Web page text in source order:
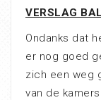
VERSLAG
Ondanks dat
er nog goed
zich een weg
van de